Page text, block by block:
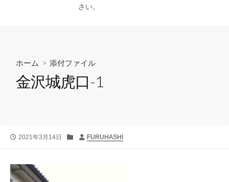
さい。
ホーム > 添付ファイル
金沢城虎口-1
公
2021年3月14日
投
FURUHASHI